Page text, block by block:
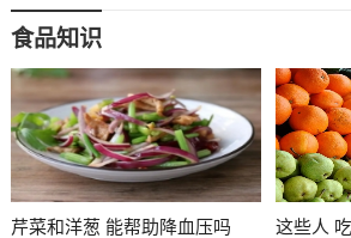
食品知识
芹菜和洋葱 能帮助降血压吗 这些人